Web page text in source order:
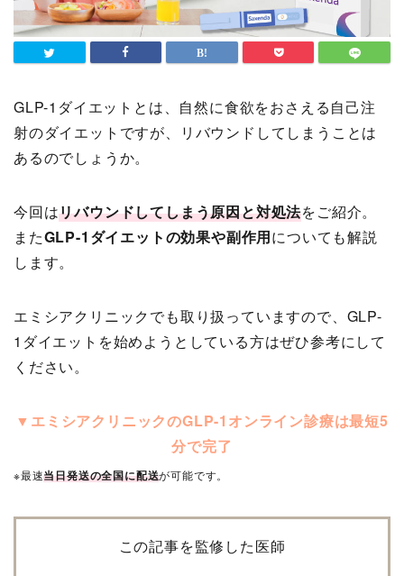
GLP-1ダイエットとは、自然に食欲をおさえる自己注
射のダイエットですが、リバウンドしてしまうことは
あるのでしょうか。
今回はリバウンドしてしまう原因と対処法をご紹介。
またGLP-1ダイエットの効果や副作用についても解説
します。
エミシアクリニックでも取り扱っていますので、GLP-
1ダイエットを始めようとしている方はぜひ参考にして
ください。
▼エミシアクリニックのGLP-1オンライン診療は最短5
分で完了
※最速当日発送の全国に配送が可能です。
この記事を監修した医師